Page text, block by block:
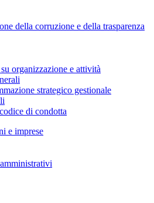
della corruzione e della trasparenza
organizzazione e attività
strategico gestionale
di condotta
e imprese